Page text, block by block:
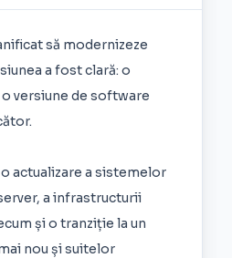
să modernizeze
a fost clară: o
versiune de software
actualizare a sistemelor
a infrastructurii
și o tranziție la un
nou și suitelor